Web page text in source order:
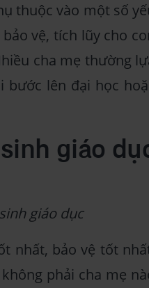
thuộc vào một số
vệ, tích lũy cho
cha mẹ thường
bước lên đại học
giáo
giáo dục
nhất, bảo vệ tốt
phải cha mẹ